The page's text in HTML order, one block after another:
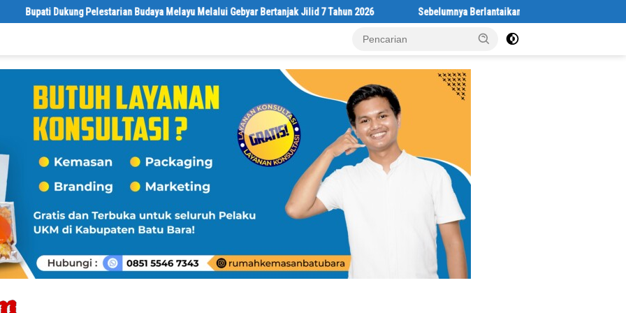
Pelestarian Budaya Melayu Melalui Gebyar Bertanjak Jilid 7 Tahun 2026 Sebelumnya Berlantaikan Tanah Beralaskan Tikar, Kini Ibu Paijem